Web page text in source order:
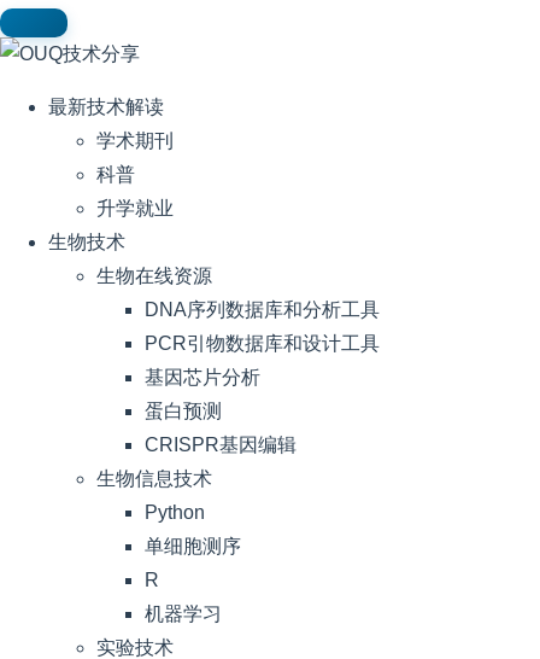
最新技术解读
学术期刊
科普
升学就业
生物技术
生物在线资源
DNA序列数据库和分析工具
PCR引物数据库和设计工具
基因芯片分析
蛋白预测
CRISPR基因编辑
生物信息技术
Python
单细胞测序
R
机器学习
实验技术